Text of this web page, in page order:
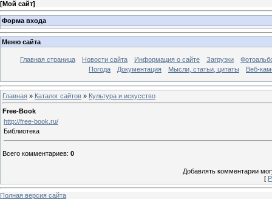
[Мой сайт]
Форма входа
Меню сайта
Главная страница Новости сайта Информация о сайте Загрузки
Погода
Документация Мысли, статьи, цитаты Веб-
Главная » Каталог сайтов » Культура и искусство
Free-Book
http://free-book.ru/
Библиотека
Всего комментариев: 0
Добавлять комментарии
[
Полная версия сайта